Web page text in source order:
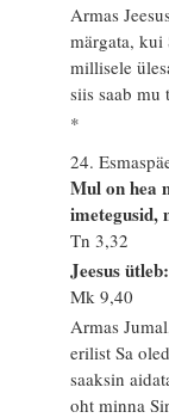
Armas
märgata, kui
millisele
siis saab mu
*
24.
Mul on hea
imetegusid,
Tn 3,32
Jeesus
Mk 9,40
Armas
erilist Sa
saaksin
oht minna